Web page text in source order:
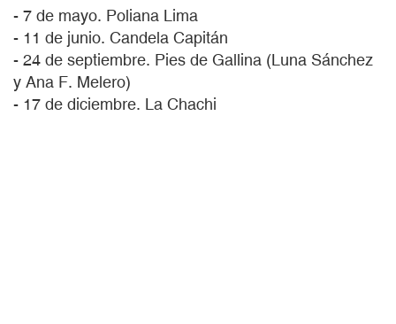
- 7 de mayo. Poliana Lima
- 11 de junio. Candela Capitán
- 24 de septiembre. Pies de Gallina (Luna Sánchez
y Ana F. Melero)
- 17 de diciembre. La Chachi